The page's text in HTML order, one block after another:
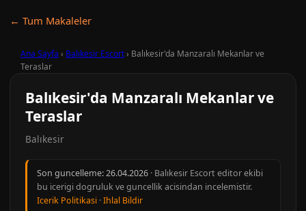
← Tum Makaleler
Ana Sayfa › Balıkesir Escort› Balıkesir'da Manzaralı Mekanlar ve
Teraslar
Balıkesir'da Manzaralı Mekanlar ve
Teraslar
Balıkesir
Son guncelleme:26.04.2026 · Balıkesir Escort editor ekibi
bu icerigi dogruluk ve guncellik acisindan incelemistir.
Icerik Politikasi ·Ihlal Bildir